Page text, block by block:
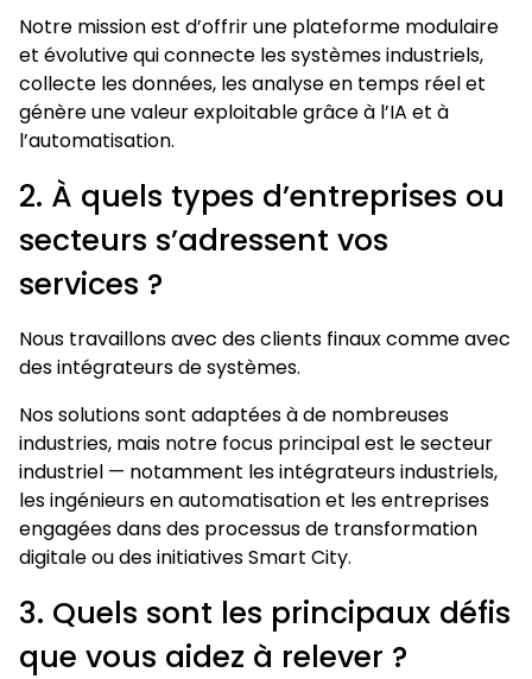
Notre mission est d’offrir une plateforme modulaire
et évolutive qui connecte les systèmes industriels,
collecte les données, les analyse en temps réel et
génère une valeur exploitable grâce à l’IA et à
l’automatisation.
2. À quels types d’entreprises ou
secteurs s’adressent vos
services ?
Nous travaillons avec des clients finaux comme avec
des intégrateurs de systèmes.
Nos solutions sont adaptées à de nombreuses
industries, mais notre focus principal est le secteur
industriel — notamment les intégrateurs industriels,
les ingénieurs en automatisation et les entreprises
engagées dans des processus de transformation
digitale ou des initiatives Smart City.
3. Quels sont les principaux défis
que vous aidez à relever ?